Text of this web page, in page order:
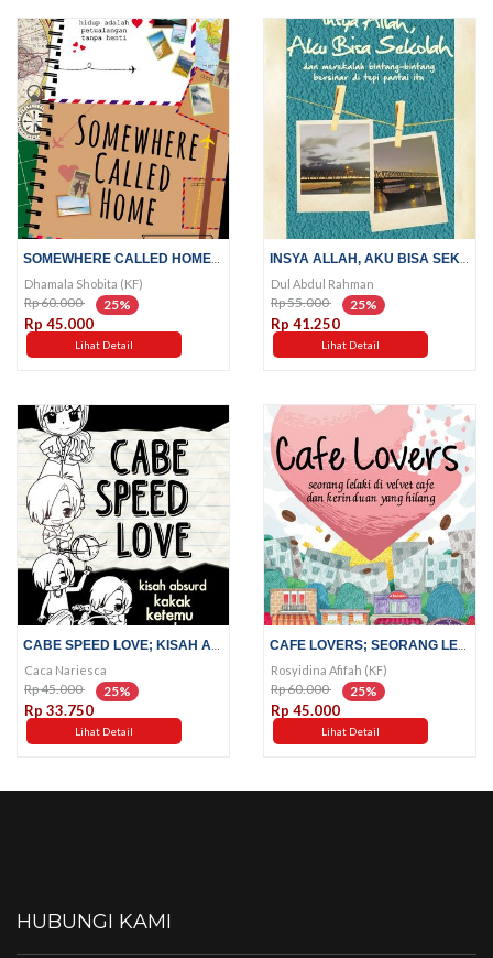
SOMEWHERE CALLED HOME; HIDUP...
Dhamala Shobita (KF)
Rp 60.000 25%
Rp 45.000
Lihat Detail
INSYA ALLAH, AKU BISA SEKOLAH;...
Dul Abdul Rahman
Rp 55.000 25%
Rp 41.250
Lihat Detail
CABE SPEED LOVE; KISAH ABSURD...
Caca Nariesca
Rp 45.000 25%
Rp 33.750
Lihat Detail
CAFE LOVERS; SEORANG LELAKI DI...
Rosyidina Afifah (KF)
Rp 60.000 25%
Rp 45.000
Lihat Detail
HUBUNGI KAMI